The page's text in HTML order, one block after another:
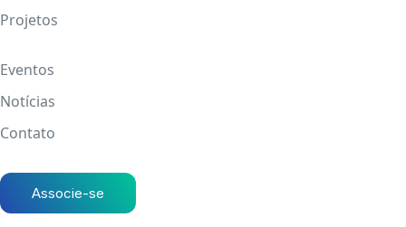
Projetos
Eventos
Notícias
Contato
Associe-se